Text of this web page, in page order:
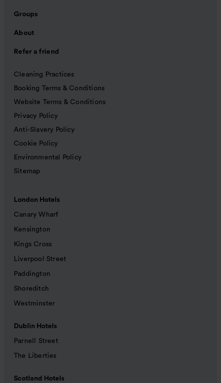
Groups
About
Refer a friend
Cleaning Practices
Booking Terms & Conditions
Website Terms & Conditions
Privacy Policy
Anti-Slavery Policy
Cookie Policy
Environmental Policy
Sitemap
London Hotels
Canary Wharf
Kensington
Kings Cross
Liverpool Street
Paddington
Shoreditch
Westminster
Dublin Hotels
Parnell Street
The Liberties
Scotland Hotels